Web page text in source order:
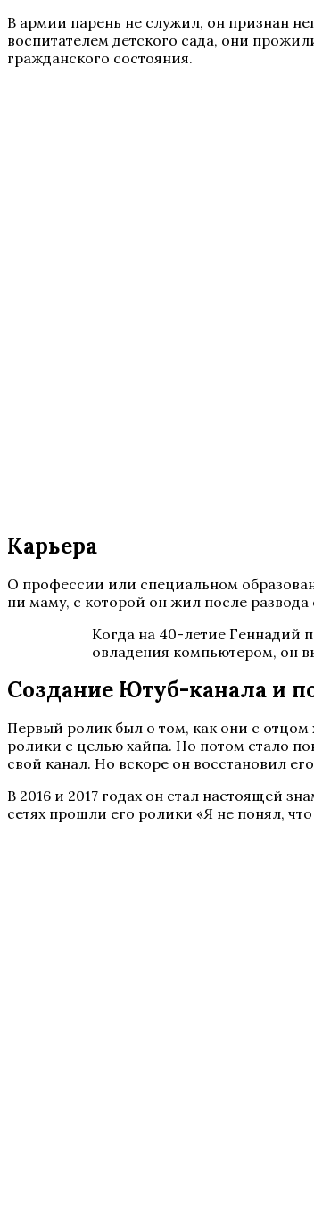
В армии парень не служил, он признан
воспитателем детского сада, они
гражданского состояния.
Карьера
О профессии или специальном
ни маму, с которой он жил после развода
Когда на 40-летие Геннадий
овладения компьютером, он
Создание Ютуб-канала и
Первый ролик был о том, как они с
ролики с целью хайпа. Но потом стало
свой канал. Но вскоре он восстановил
В 2016 и 2017 годах он стал настоящей
сетях прошли его ролики «Я не понял,